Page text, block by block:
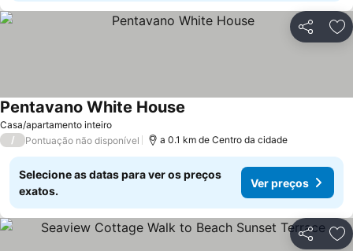
Partilhar
Casa/apartamento inteiro
Pentavano White House
/ Pontuação não disponível a 0.1 km de Centro da cidade
Selecione as datas para ver os preços
exatos.
Ver preços
Partilhar